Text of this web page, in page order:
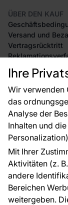
Ihre
Wir verwenden
das
Analyse der
Inhalten und
Mit Ihrer
Aktivitäten (z.
andere
Bereichen
weitergeben.
ÜBER DEN KAUF
Versand und
Vertragsrücktritt
Rücksendung von
CE-Zertifizierung
Großhandel
FÜR SIE
Blog
EU-Projekte
Ratschläge und
FAQ